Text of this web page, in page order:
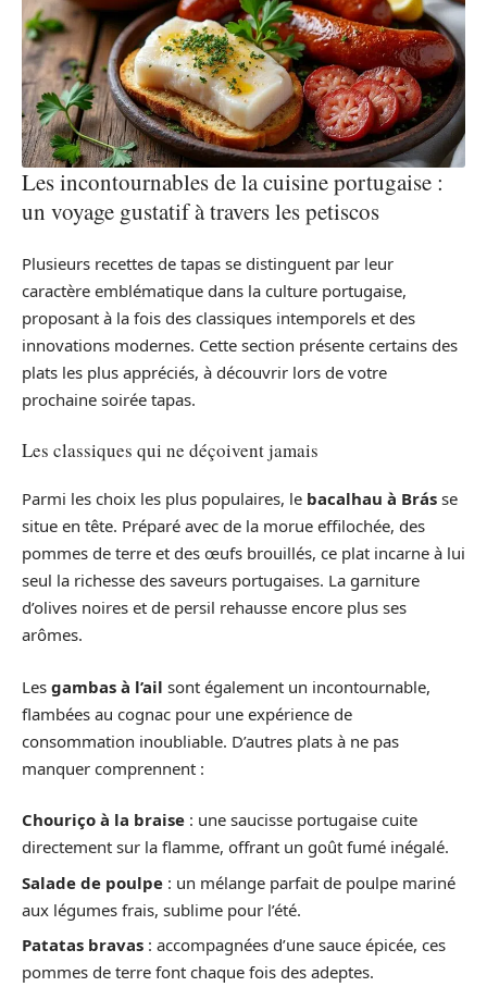
Les incontournables de la cuisine portugaise :
un voyage gustatif à travers les petiscos
Plusieurs recettes de tapas se distinguent par leur
caractère emblématique dans la culture portugaise,
proposant à la fois des classiques intemporels et des
innovations modernes. Cette section présente certains des
plats les plus appréciés, à découvrir lors de votre
prochaine soirée tapas.
Les classiques qui ne déçoivent jamais
Parmi les choix les plus populaires, le bacalhau à Brás se
situe en tête. Préparé avec de la morue effilochée, des
pommes de terre et des œufs brouillés, ce plat incarne à lui
seul la richesse des saveurs portugaises. La garniture
d’olives noires et de persil rehausse encore plus ses
arômes.
Les gambas à l’ail sont également un incontournable,
flambées au cognac pour une expérience de
consommation inoubliable. D’autres plats à ne pas
manquer comprennent :
Chouriço à la braise : une saucisse portugaise cuite
directement sur la flamme, offrant un goût fumé inégalé.
Salade de poulpe : un mélange parfait de poulpe mariné
aux légumes frais, sublime pour l’été.
Patatas bravas : accompagnées d’une sauce épicée, ces
pommes de terre font chaque fois des adeptes.